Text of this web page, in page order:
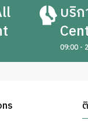
บริ
09:00 -